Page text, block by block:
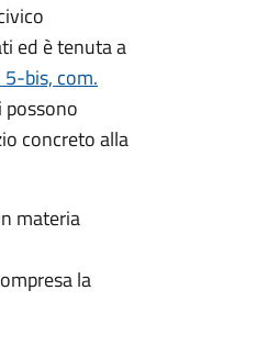
ed è tenuta a
bis, com.
concreto alla
materia
la